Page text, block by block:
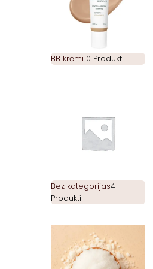
BB krēmi10 Produkti
Bez kategorijas4
Produkti